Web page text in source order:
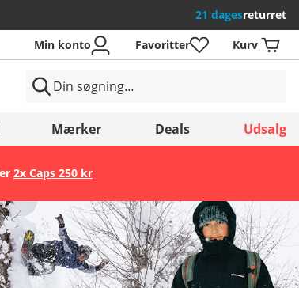
21 dagesreturret
Min konto Favoritter Kurv
Mærker Deals Udsalg
2x Caps 250 kr